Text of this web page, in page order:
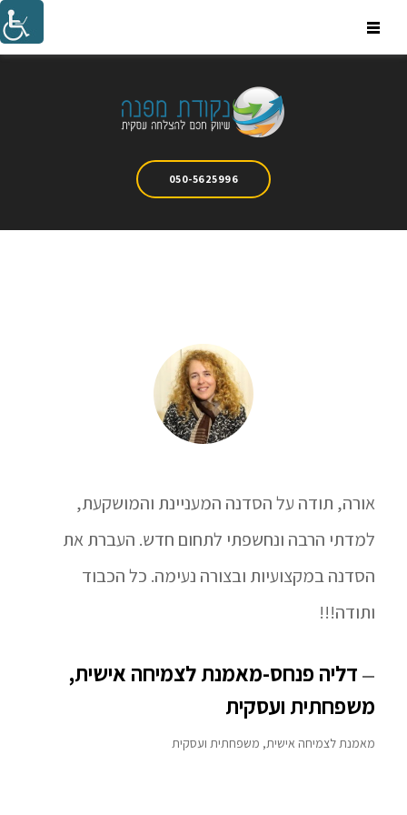
to
050-5625996
אורה, תודה על הסדנה המעניינת והמושקעת,
למדתי הרבה ונחשפתי לתחום חדש. העברת את
הסדנה במקצועיות ובצורה נעימה. כל הכבוד
ותודה!!!
דליה פנחס-מאמנת לצמיחה אישית,
משפחתית ועסקית
מאמנת לצמיחה אישית, משפחתית ועסקית